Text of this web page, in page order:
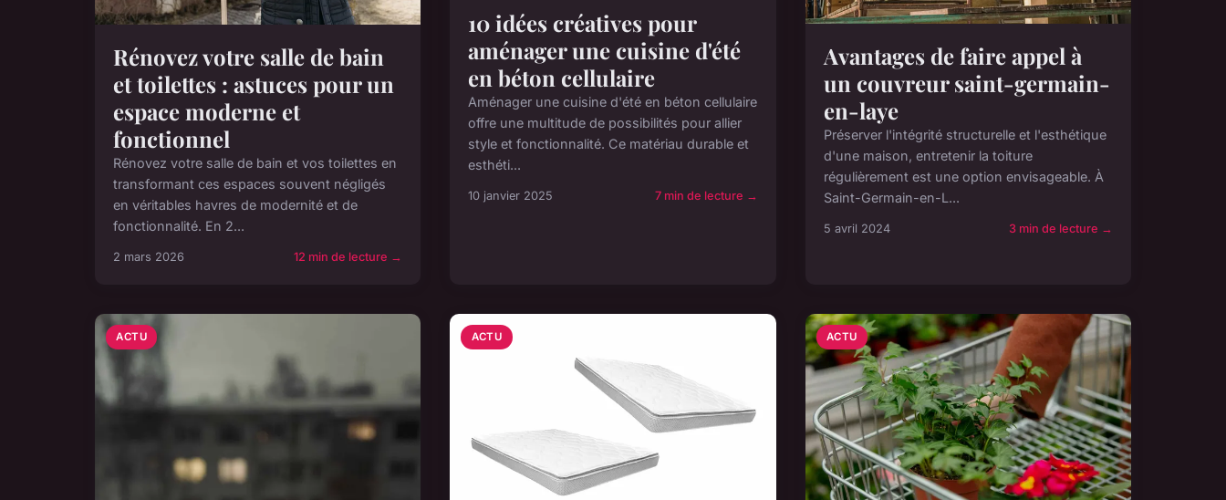
Rénovez votre salle de bain
et toilettes : astuces pour un
espace moderne et
fonctionnel
Rénovez votre salle de bain et vos toilettes en
transformant ces espaces souvent négligés
en véritables havres de modernité et de
fonctionnalité. En 2...
2 mars 2026 12 min de lecture →
10 idées créatives pour
aménager une cuisine d'été
en béton cellulaire
Aménager une cuisine d'été en béton cellulaire
offre une multitude de possibilités pour allier
style et fonctionnalité. Ce matériau durable et
esthéti...
10 janvier 2025 7 min de lecture →
Avantages de faire appel à
un couvreur saint-germain-
en-laye
Préserver l'intégrité structurelle et l'esthétique
d'une maison, entretenir la toiture
régulièrement est une option envisageable. À
Saint-Germain-en-L...
5 avril 2024 3 min de lecture →
ACTU ACTU ACTU